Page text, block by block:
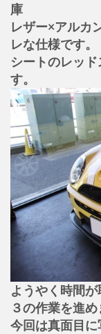
庫
レザー×アルカ
レな仕様です。
シートのレッ
す。
ようやく時間
３の作業を進め
今回は真面目